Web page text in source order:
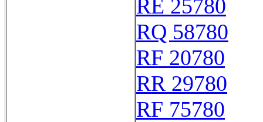
RE 25780
RQ 58780
RF 20780
RR 29780
RF 75780